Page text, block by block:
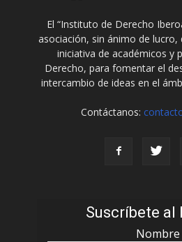
El “Instituto de Derecho
asociación, sin ánimo de lucro,
iniciativa de académicos y
Derecho, para fomentar el
intercambio de ideas en el
Contáctanos:
Suscríbete al
Nombre